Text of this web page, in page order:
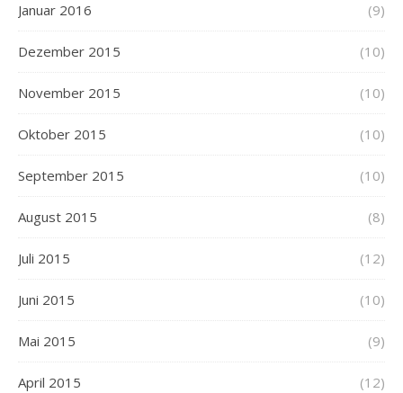
Januar 2016 (9)
Dezember 2015 (10)
November 2015 (10)
Oktober 2015 (10)
September 2015 (10)
August 2015 (8)
Juli 2015 (12)
Juni 2015 (10)
Mai 2015 (9)
April 2015 (12)